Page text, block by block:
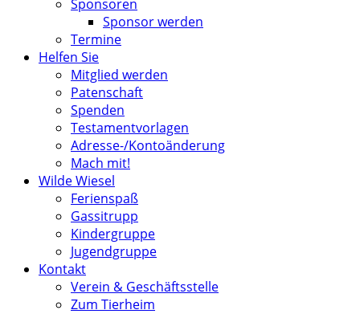
Sponsoren
Sponsor werden
Termine
Helfen Sie
Mitglied werden
Patenschaft
Spenden
Testamentvorlagen
Adresse-/Kontoänderung
Mach mit!
Wilde Wiesel
Ferienspaß
Gassitrupp
Kindergruppe
Jugendgruppe
Kontakt
Verein & Geschäftsstelle
Zum Tierheim